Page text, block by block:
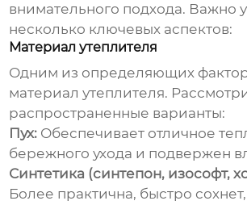
внимательного подхода. Важно
несколько ключевых аспектов:
Материал утеплителя
Одним из определяющих
материал утеплителя.
распространенные варианты:
Пух: Обеспечивает отличное
бережного ухода и подвержен
Синтетика (синтепон, изософт,
Более практична, быстро сохнет,